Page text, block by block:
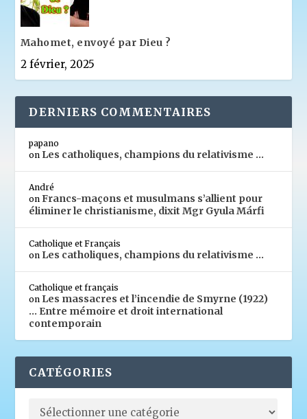
Mahomet, envoyé par Dieu ?
2 février, 2025
DERNIERS COMMENTAIRES
papano
on Les catholiques, champions du relativisme …
André
onFrancs-maçons et musulmans s’allient pour
éliminer le christianisme, dixit Mgr Gyula Márfi
Catholique et Français
on Les catholiques, champions du relativisme …
Catholique et français
on Les massacres et l’incendie de Smyrne (1922)
… Entre mémoire et droit international
contemporain
CATÉGORIES